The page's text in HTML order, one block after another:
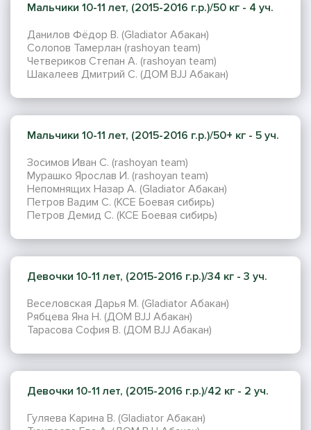
Мальчики 10-11 лет, (2015-2016 г.р.)/50 кг - 4 уч.
Данилов Фёдор В. (Gladiator Абакан)
Солопов Тамерлан (rashoyan team)
Четвериков Степан А. (rashoyan team)
Шакалеев Дмитрий С. (ДОМ BJJ Абакан)
Мальчики 10-11 лет, (2015-2016 г.р.)/50+ кг - 5 уч.
Зосимов Иван С. (rashoyan team)
Мурашко Ярослав И. (rashoyan team)
Непомнящих Назар А. (Gladiator Абакан)
Петров Вадим С. (КСЕ Боевая сибирь)
Петров Демид С. (КСЕ Боевая сибирь)
Девочки 10-11 лет, (2015-2016 г.р.)/34 кг - 3 уч.
Веселовская Дарья М. (Gladiator Абакан)
Рябцева Яна Н. (ДОМ BJJ Абакан)
Тарасова София В. (ДОМ BJJ Абакан)
Девочки 10-11 лет, (2015-2016 г.р.)/42 кг - 2 уч.
Гуляева Карина В. (Gladiator Абакан)